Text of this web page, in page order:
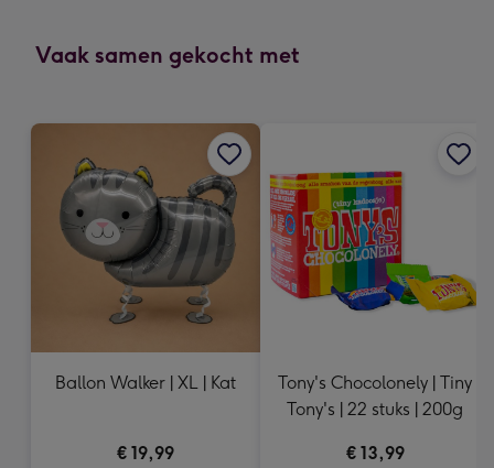
-
x
166
mm
Vaak samen gekocht met
Ballon Walker | XL | Kat
€ 19,99
Tony's Chocolonely | Tiny
Tony's | 22 stuks | 200g
€ 13,99